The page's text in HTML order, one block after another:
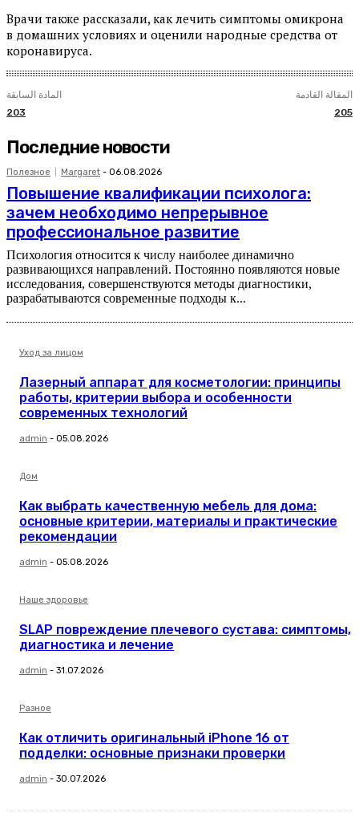
Врачи также рассказали, как лечить симптомы омикрона
в домашних условиях и оценили народные средства от
коронавируса.
المادة السابقة
203
المقالة القادمة
205
Последние новости
Полезное Margaret - 06.08.2026
Повышение квалификации психолога:
зачем необходимо непрерывное
профессиональное развитие
Психология относится к числу наиболее динамично
развивающихся направлений. Постоянно появляются новые
исследования, совершенствуются методы диагностики,
разрабатываются современные подходы к...
Уход за лицом
Лазерный аппарат для косметологии: принципы
работы, критерии выбора и особенности
современных технологий
admin - 05.08.2026
Дом
Как выбрать качественную мебель для дома:
основные критерии, материалы и практические
рекомендации
admin - 05.08.2026
Наше здоровье
SLAP повреждение плечевого сустава: симптомы,
диагностика и лечение
admin - 31.07.2026
Разное
Как отличить оригинальный iPhone 16 от
подделки: основные признаки проверки
admin - 30.07.2026